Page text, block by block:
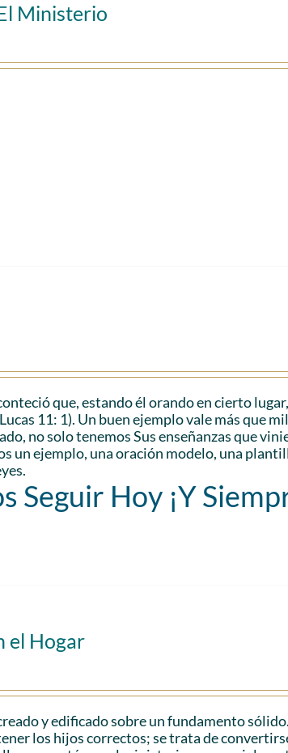
Ministerio
que, estando él orando en cierto
11: 1). Un buen ejemplo vale más que
no solo tenemos Sus enseñanzas que
un ejemplo, una oración modelo, una
Seguir Hoy ¡Y
el Hogar
y edificado sobre un fundamento
los hijos correctos; se trata de